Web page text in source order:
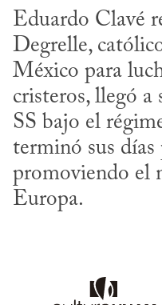
Eduardo Clavé
Degrelle,
México para
cristeros, llegó a
SS bajo el
terminó sus
promoviendo el
Europa.